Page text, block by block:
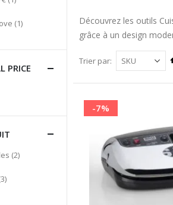
Découvrez les outils
grâce à un design
Trier par
-7%
(1)item
PRICE
(2)items
items